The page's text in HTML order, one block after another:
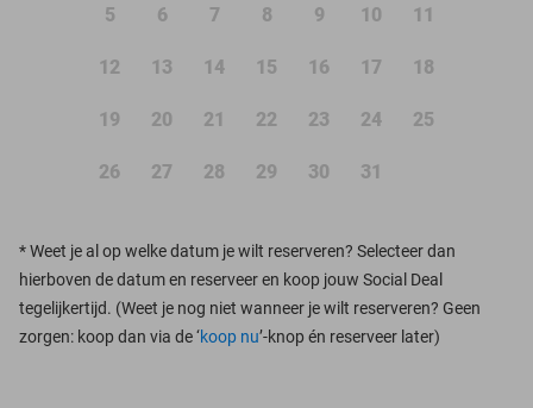
5 6 7 8 9 10 11
12 13 14 15 16 17 18
19 20 21 22 23 24 25
26 27 28 29 30 31
*Weet je al op welke datum je wilt reserveren? Selecteer dan
hierboven de datum en reserveer en koop jouw Social Deal
tegelijkertijd. (Weet je nog niet wanneer je wilt reserveren? Geen
zorgen: koop dan via de ‘koop nu’-knop én reserveer later)